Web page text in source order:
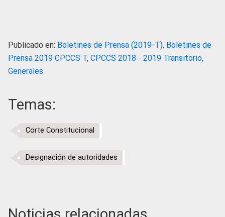
Publicado en: Boletines de Prensa (2019-T), Boletines de
Prensa 2019 CPCCS T, CPCCS 2018 - 2019 Transitorio,
Generales
Temas:
Corte Constitucional
Designación de autoridades